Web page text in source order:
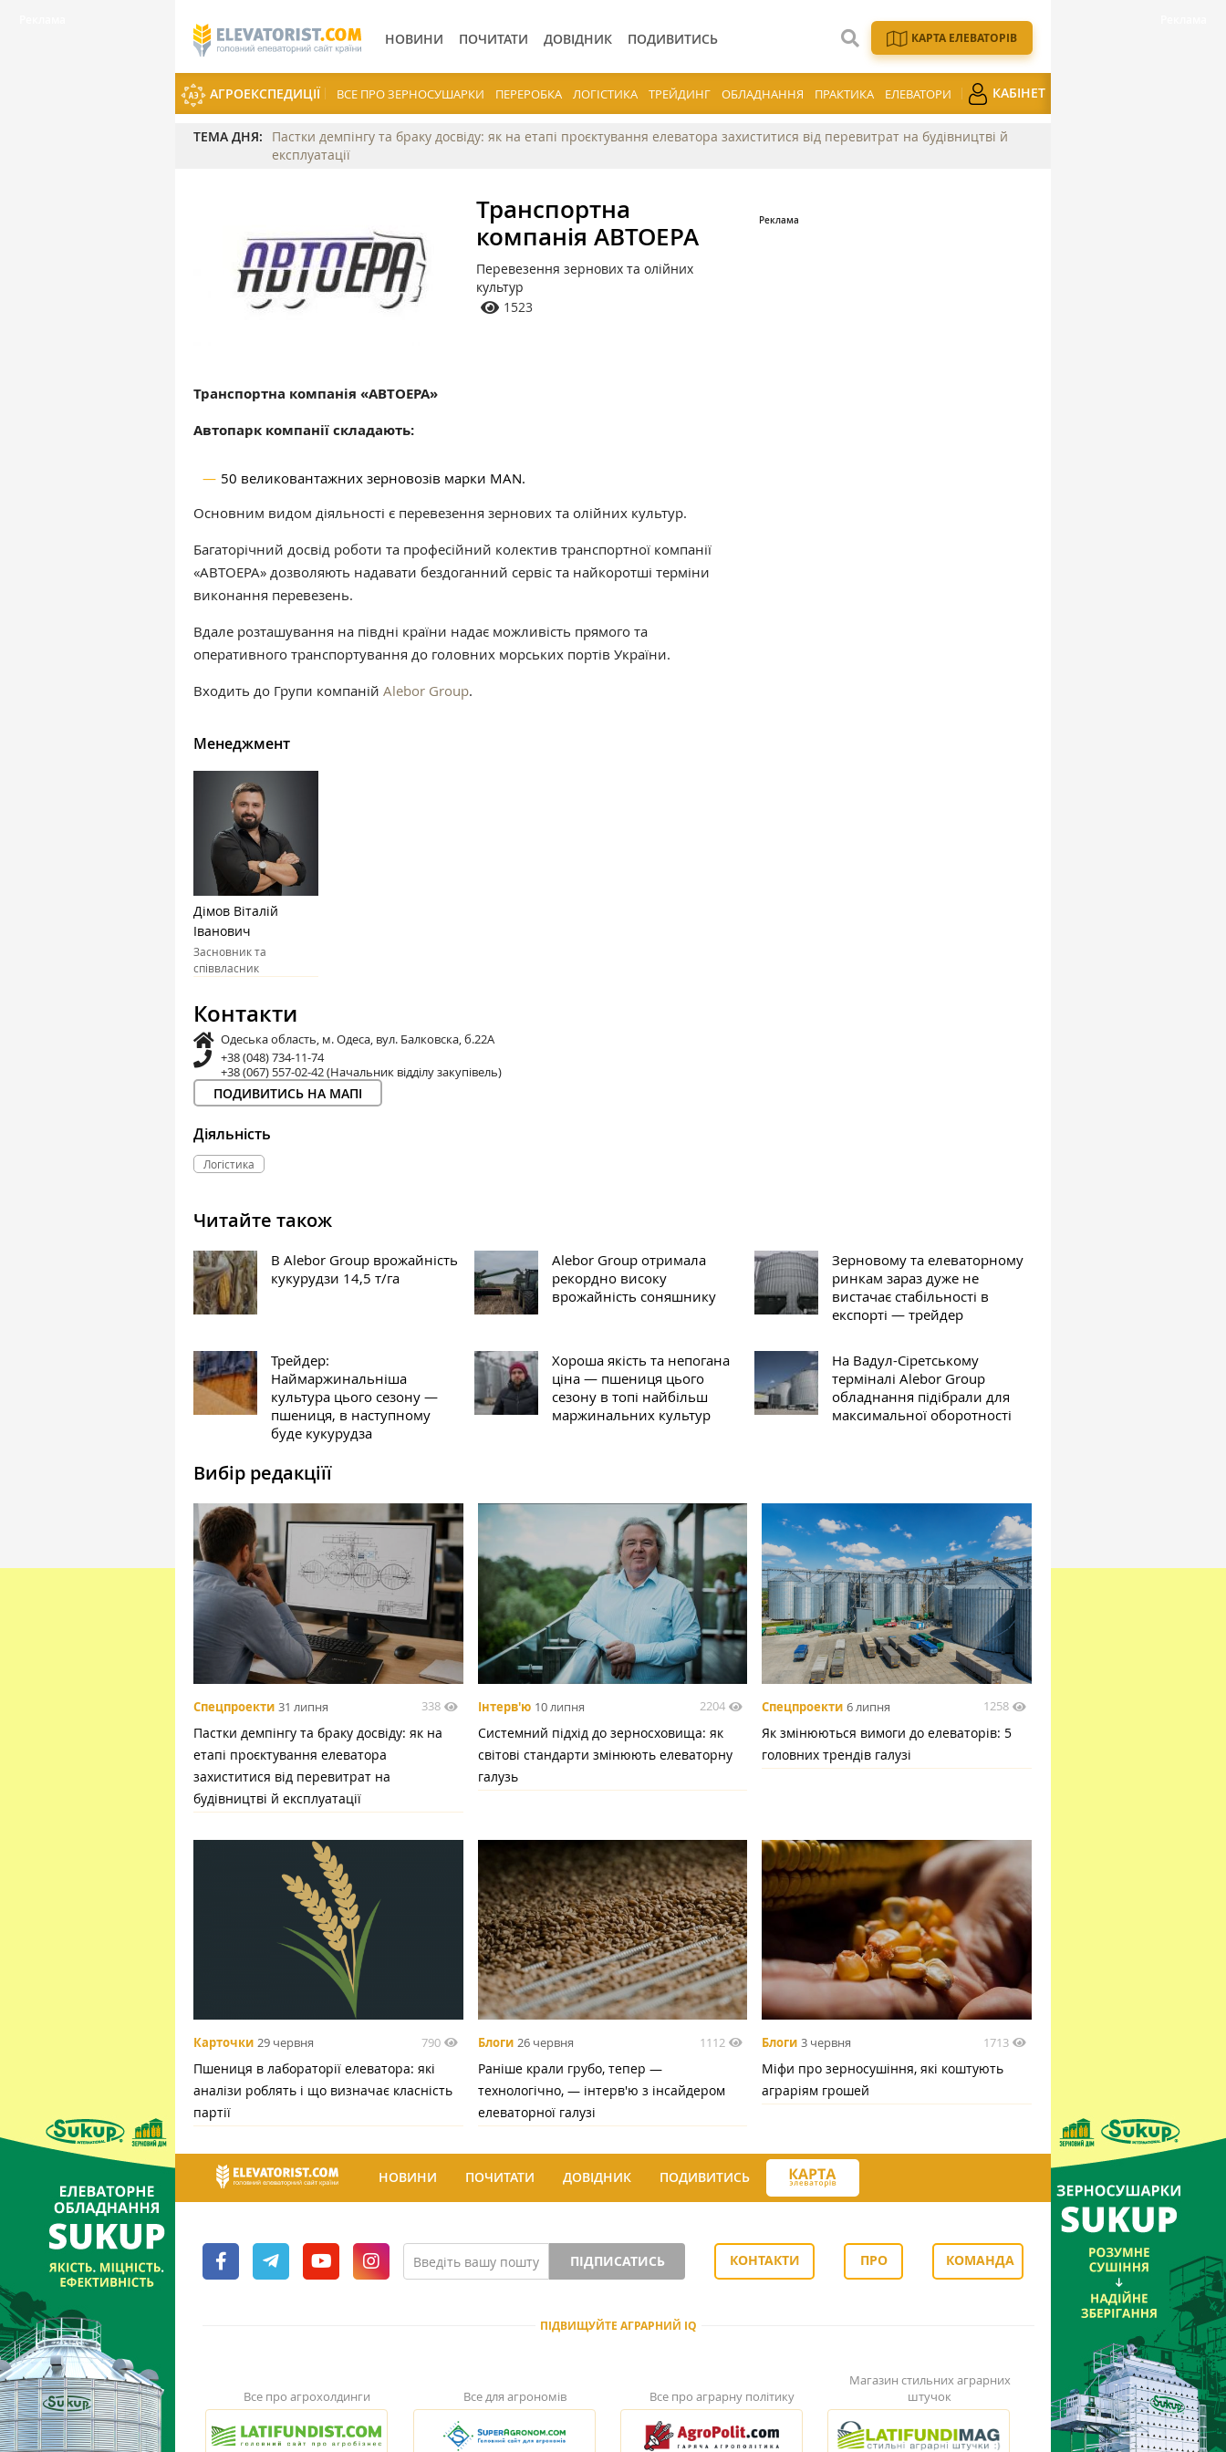
НОВИНИ ПОЧИТАТИ ДОВІДНИК ПОДИВИТИСЬ КАРТА ЕЛЕВАТОРІВ
АГРОЕКСПЕДИЦІЇ ВСЕ ПРО ЗЕРНОСУШАРКИ ПЕРЕРОБКА ЛОГІСТИКА ТРЕЙДИНГ ОБЛАДНАННЯ ПРАКТИКА ЕЛЕВАТОРИ КАБІНЕТ
ТЕМА ДНЯ:
Пастки демпінгу та браку досвіду: як на етапі проєктування елеватора захиститися від перевитрат на будівництві й
експлуатації
Транспортна
компанія АВТОЕРА
Перевезення зернових та олійних
культур
1523
Транспортна компанія «АВТОЕРА»
Автопарк компанії складають:
50 великовантажних зерновозів марки МАN.
Основним видом діяльності є перевезення зернових та олійних культур.
Багаторічний досвід роботи та професійний колектив транспортної компанії
«АВТОЕРА» дозволяють надавати бездоганний сервіс та найкоротші терміни
виконання перевезень.
Вдале розташування на півдні країни надає можливість прямого та
оперативного транспортування до головних морських портів України.
Входить до Групи компаній Alebor Group.
Менеджмент
Дімов Віталій
Іванович
Засновник та
співвласник
Контакти
Одеська область, м. Одеса, вул. Балковска, б.22А
+38 (048) 734-11-74
+38 (067) 557-02-42 (Начальник відділу закупівель)
ПОДИВИТИСЬ НА МАПІ
Діяльність
Логістика
Читайте також
В Alebor Group врожайність
кукурудзи 14,5 т/га
Alebor Group отримала
рекордно високу
врожайність соняшнику
Зерновому та елеваторному
ринкам зараз дуже не
вистачає стабільності в
експорті — трейдер
Трейдер:
Наймаржинальніша
культура цього сезону —
пшениця, в наступному
буде кукурудза
Хороша якість та непогана
ціна — пшениця цього
сезону в топі найбільш
маржинальних культур
На Вадул-Сіретському
терміналі Alebor Group
обладнання підібрали для
максимальної оборотності
Вибір редакціїї
Спецпроекти 31 липня 338
Пастки демпінгу та браку досвіду: як на
етапі проєктування елеватора
захиститися від перевитрат на
будівництві й експлуатації
Інтерв'ю 10 липня 2204
Системний підхід до зерносховища: як
світові стандарти змінюють елеваторну
галузь
Спецпроекти 6 липня 1258
Як змінюються вимоги до елеваторів: 5
головних трендів галузі
Карточки 29 червня 790
Пшениця в лабораторії елеватора: які
аналізи роблять і що визначає класність
партії
Блоги 26 червня 1112
Раніше крали грубо, тепер —
технологічно, — інтерв'ю з інсайдером
елеваторної галузі
Блоги 3 червня 1713
Міфи про зерносушіння, які коштують
аграріям грошей
НОВИНИ ПОЧИТАТИ ДОВІДНИК ПОДИВИТИСЬ
ПІДПИСАТИСЬ КОНТАКТИ
ПРО
КОМАНДА
ПІДВИЩУЙТЕ АГРАРНИЙ IQ
Все про агрохолдинги Все для агрономів Все про аграрну політику
Магазин стильних аграрних
штучок